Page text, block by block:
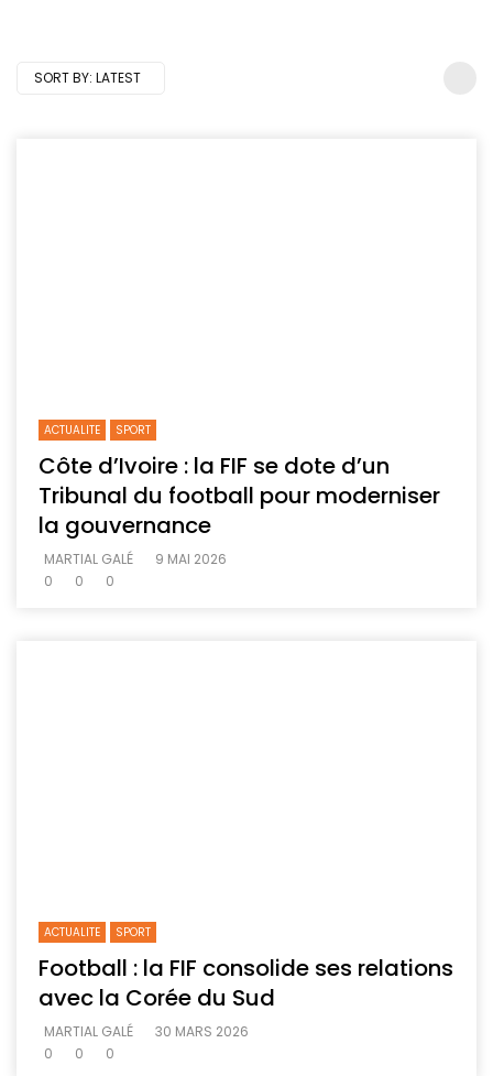
SORT BY: LATEST
ACTUALITE SPORT
Côte d’Ivoire : la FIF se dote d’un
Tribunal du football pour moderniser
la gouvernance
MARTIAL GALÉ
9 MAI 2026
0
0 0
ACTUALITE SPORT
Football : la FIF consolide ses relations
avec la Corée du Sud
MARTIAL GALÉ
30 MARS 2026
0
0 0